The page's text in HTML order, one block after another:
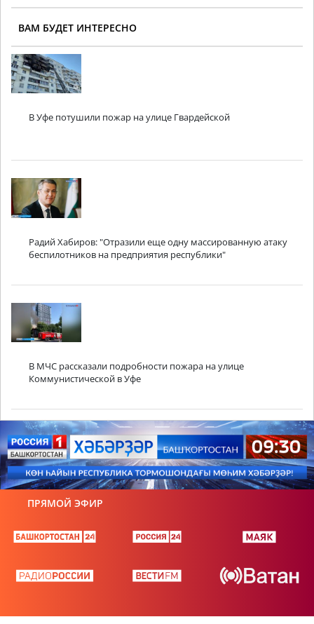
ВАМ БУДЕТ ИНТЕРЕСНО
В Уфе потушили пожар на улице Гвардейской
Радий Хабиров: "Отразили еще одну массированную атаку
беспилотников на предприятия республики"
В МЧС рассказали подробности пожара на улице
Коммунистической в Уфе
ПРЯМОЙ ЭФИР